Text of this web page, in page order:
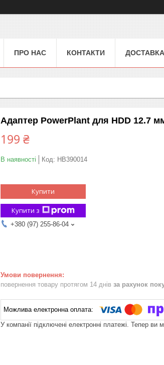
ПРО НАС КОНТАКТИ
Адаптер PowerPlant для HDD 12.7
199 ₴
В наявності Код: HB390014
Купити
Купити з
+380 (97) 255-86-04
повернення товару протягом 14 днів за рахунок
У компанії підключені електронні платежі. Тепер